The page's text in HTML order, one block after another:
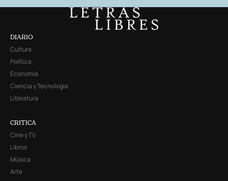
DIARIO
Cultura
Política
Economía
Ciencia y Tecnología
Literatura
CRITICA
Cine y TV
Libros
Música
Arte